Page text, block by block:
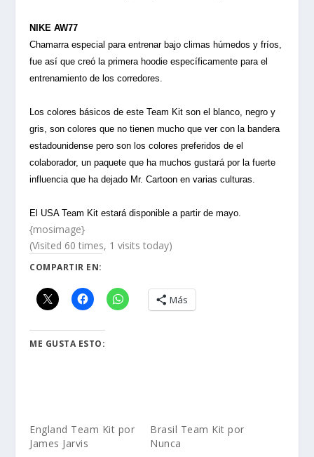
NIKE AW77
Chamarra especial para entrenar bajo climas húmedos y fríos,
fue así que creó la primera hoodie específicamente para el
entrenamiento de los corredores.
Los colores básicos de este Team Kit son el blanco, negro y
gris, son colores que no tienen mucho que ver con la bandera
estadounidense pero son los colores preferidos de el
colaborador, un paquete que ha muchos gustará por la fuerte
influencia que ha dejado Mr. Cartoon en varias culturas.
El USA Team Kit estará disponible a partir de mayo.
{mosimage}
(Visited 60 times, 1 visits today)
COMPARTIR EN:
Más
ME GUSTA ESTO:
England Team Kit por
James Jarvis
Brasil Team Kit por
Nunca